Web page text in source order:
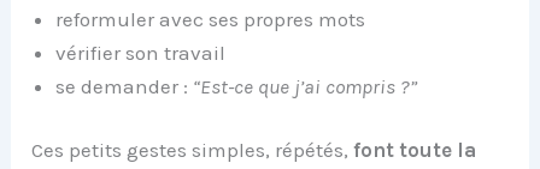
reformuler avec ses propres mots
vérifier son travail
se demander : “Est-ce que j’ai compris ?”
Ces petits gestes simples, répétés,font toute la